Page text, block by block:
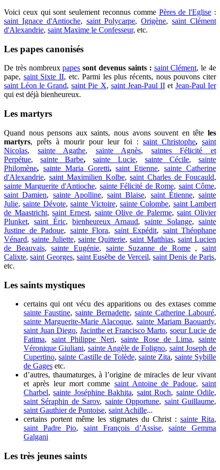
Voici ceux qui sont seulement reconnus comme Pères de l'Eglise :
saint Ignace d'Antioche, saint Polycarpe,Origène,saint Clément
d'Alexandrie, saint Maxime le Confesseur, etc.
Les papes canonisés
De très nombreuxpapes sont devenus saints : saint Clément, le 4e
pape, saint Sixte II, etc. Parmi les plus récents, nous pouvons citer
saint Léon le Grand,saint Pie X, saint Jean-Paul IIet Jean-Paul Ier
qui est déjà bienheureux.
Les martyrs
Quand nous pensons aux saints, nous avons souvent en tête les
martyrs, prêts à mourir pour leur foi : saint Christophe, saint
Nicolas, sainte Agathe, sainte Agnès, saintes Félicité et
Perpétue, sainte Barbe,sainte Lucie, sainte Cécile,
sainte
Philomène, sainte Maria Goretti,saint Etienne,sainte Catherine
d'Alexandrie, saint Maximilien Kolbe,saint Charles de Foucauld,
sainte Marguerite d'Antioche, sainte Félicité de Rome, saint Côme,
saint Damien, sainte Apolline, saint Blaise, saint Étienne, sainte
Julie,sainte Dévote,sainte Victoire, sainte Colombe, saint Lambert
de Maastricht,saint Ernest, sainte Olive de Palerme,saint Olivier
Plunket,saint Éric, bienheureux Arnaud,sainte Solange,sainte
Justine de Padoue, sainte Flora, saint Expédit, saint Théophane
Vénard,sainte Juliette, sainte Quitterie,saint Matthias, saint Lucien
de Beauvais,sainte Eugénie, sainte Suzanne de Rome,saint
Calixte,saint Georges, saint Eusèbe de Verceil,saint Denis de Paris,
etc.
Les saints mystiques
certains qui ont vécu des apparitions ou des extases comme
sainte Faustine,sainte Bernadette, sainte Catherine Labouré,
sainte Marguerite-Marie Alacoque, sainte Mariam Baouardy,
saint Juan Diego, Jacinthe et Francisco Marto, soeur Lucie de
Fatima, saint Philippe Neri, sainte Rose de Lima, sainte
Véronique Giuliani, sainte Angèle de Foligno, saint Joseph de
Cupertino,sainte Castille de Tolède, sainte Zita, sainte Sybille
de Gages etc.
d’autres, thaumaturges, à l’origine de miracles de leur vivant
et après leur mort comme saint Antoine de Padoue,saint
Charbel,sainte Joséphine Bakhita, saint Roch, sainte Odile,
saint Séraphin de Sarov, sainte Opportune, saint Guillaume,
saint Gauthier de Pontoise, saint Achille...
certains portent même les stigmates du Christ : sainte Rita,
saint Padre Pio,saint François d’Assise,sainte Gemma
Galgani
Les très jeunes saints